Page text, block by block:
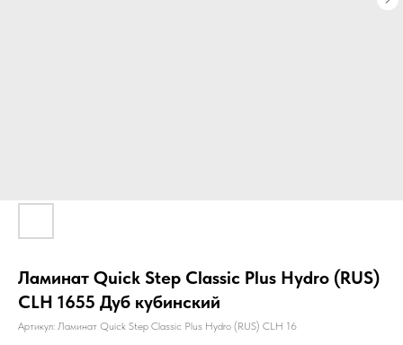
Ламинат Quick Step Classic Plus Hydro (RUS)
CLH 1655 Дуб кубинский
Артикул: Ламинат Quick Step Classic Plus Hydro (RUS) CLH 16